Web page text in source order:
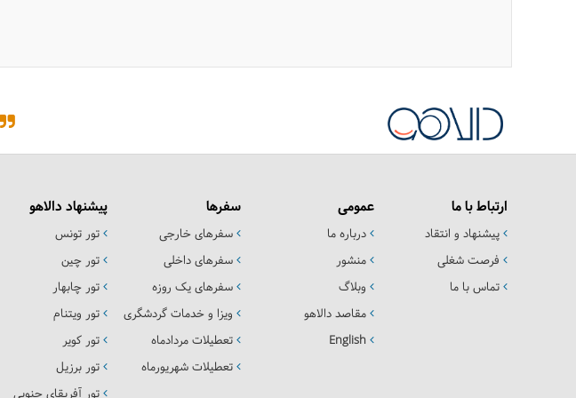
ارتباط با ما
پیشنهاد و انتقاد
فرصت شغلی
تماس با ما
عمومی
درباره ما
منشور
وبلاگ
مقاصد دالاهو
English
سفرها
سفرهای خارجی
سفرهای داخلی
سفرهای یک روزه
ویزا و خدمات گردشگری
تعطیلات مردادماه
تعطیلات شهریورماه
پیشنهاد دالاهو
تور تونس
تور چین
تور چابهار
تور ویتنام
تور کویر
تور برزیل